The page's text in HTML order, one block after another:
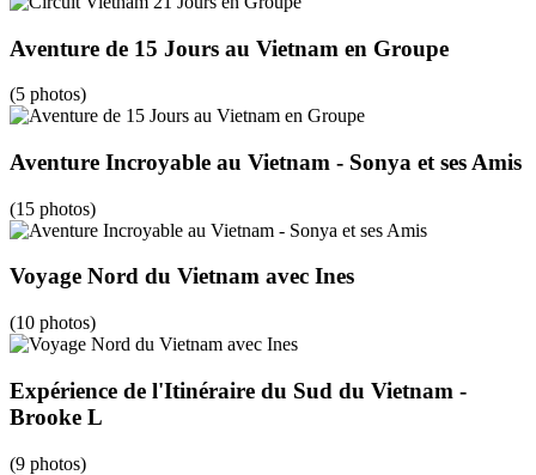
Aventure de 15 Jours au Vietnam en Groupe
(5 photos)
Aventure Incroyable au Vietnam - Sonya et ses Amis
(15 photos)
Voyage Nord du Vietnam avec Ines
(10 photos)
Expérience de l'Itinéraire du Sud du Vietnam -
Brooke L
(9 photos)